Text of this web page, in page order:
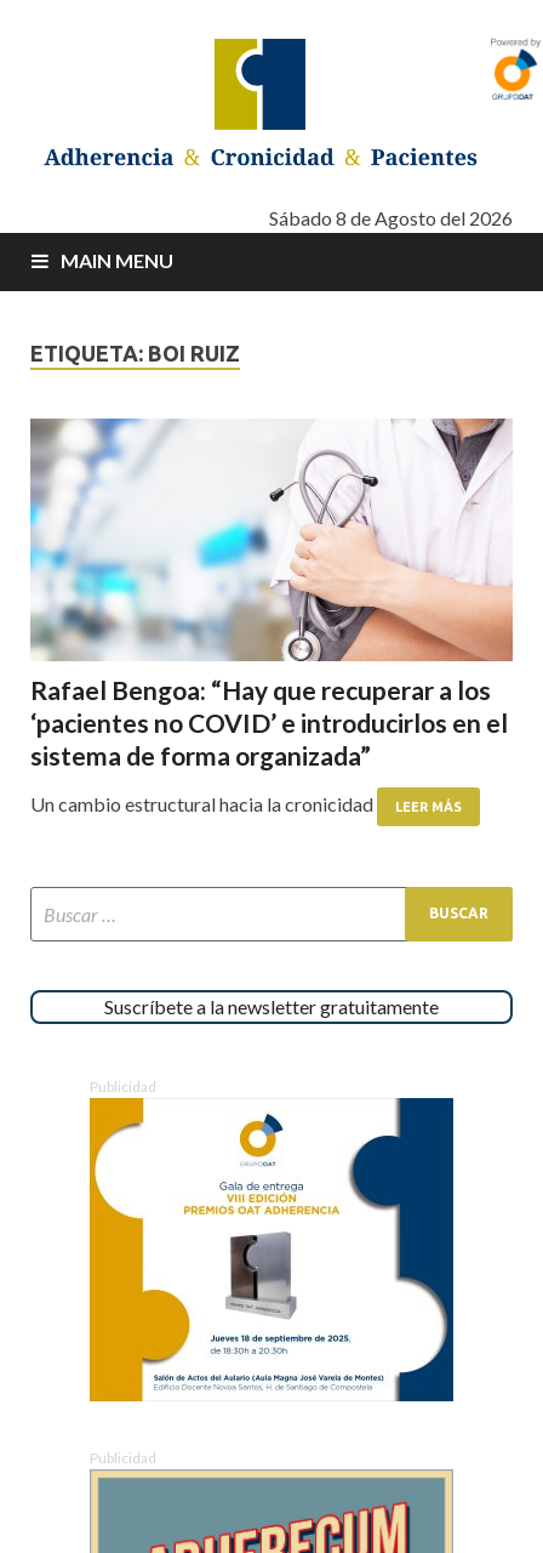
Adherencia –
Cronicidad –
Pacientes
Adherencia – Cronicidad – PacientesSábado 8 de Agosto del 2026
MAIN MENU
ETIQUETA: BOI RUIZ
Rafael Bengoa: “Hay que recuperar a los
‘pacientes no COVID’ e introducirlos en el
sistema de forma organizada”
Un cambio estructural hacia la cronicidad LEER MÁS
Suscríbete a la newsletter gratuitamente
Publicidad
Publicidad